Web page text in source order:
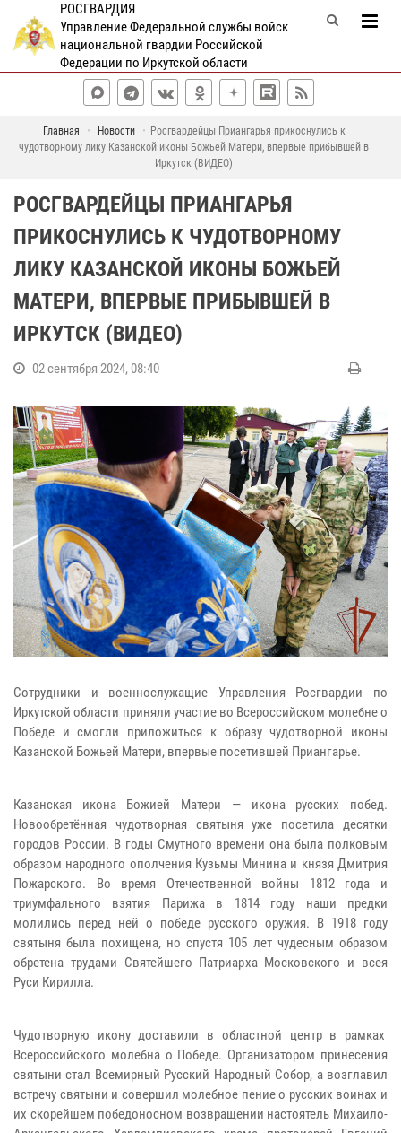
РОСГВАРДИЯ
Управление Федеральной службы войск
национальной гвардии Российской
Федерации по Иркутской области
Главная Новости
Росгвардейцы Приангарья прикоснулись к
чудотворному лику Казанской иконы Божьей Матери, впервые прибывшей в
Иркутск (ВИДЕО)
РОСГВАРДЕЙЦЫ ПРИАНГАРЬЯ
ПРИКОСНУЛИСЬ К ЧУДОТВОРНОМУ
ЛИКУ КАЗАНСКОЙ ИКОНЫ БОЖЬЕЙ
МАТЕРИ, ВПЕРВЫЕ ПРИБЫВШЕЙ В
ИРКУТСК (ВИДЕО)
02 сентября 2024, 08:40
Сотрудники и военнослужащие Управления Росгвардии по
Иркутской области приняли участие во Всероссийском молебне о
Победе и смогли приложиться к образу чудотворной иконы
Казанской Божьей Матери, впервые посетившей Приангарье.
Казанская икона Божией Матери — икона русских побед.
Новообретённая чудотворная святыня уже посетила десятки
городов России. В годы Смутного времени она была полковым
образом народного ополчения Кузьмы Минина и князя Дмитрия
Пожарского. Во время Отечественной войны 1812 года и
триумфального взятия Парижа в 1814 году наши предки
молились перед ней о победе русского оружия. В 1918 году
святыня была похищена, но спустя 105 лет чудесным образом
обретена трудами Святейшего Патриарха Московского и всея
Руси Кирилла.
Чудотворную икону доставили в областной центр в рамках
Всероссийского молебна о Победе. Организатором принесения
святыни стал Всемирный Русский Народный Собор, а возглавил
встречу святыни и совершил молебное пение о русских воинах и
их скорейшем победоносном возвращении настоятель Михаило-